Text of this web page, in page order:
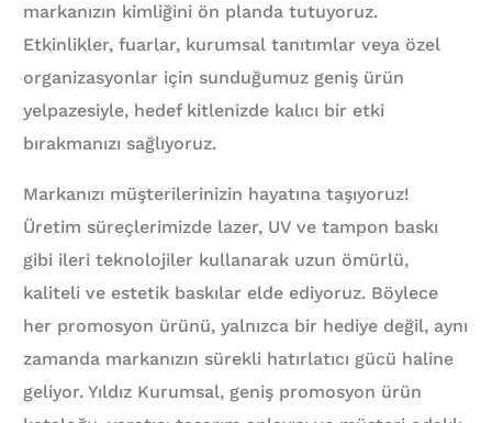
markanızın kimliğini ön planda tutuyoruz.
Etkinlikler, fuarlar, kurumsal tanıtımlar veya özel
organizasyonlar için sunduğumuz geniş ürün
yelpazesiyle, hedef kitlenizde kalıcı bir etki
bırakmanızı sağlıyoruz.
Markanızı müşterilerinizin hayatına taşıyoruz!
Üretim süreçlerimizde lazer, UV ve tampon baskı
gibi ileri teknolojiler kullanarak uzun ömürlü,
kaliteli ve estetik baskılar elde ediyoruz. Böylece
her promosyon ürünü, yalnızca bir hediye değil, aynı
zamanda markanızın sürekli hatırlatıcı gücü haline
geliyor. Yıldız Kurumsal, geniş promosyon ürün